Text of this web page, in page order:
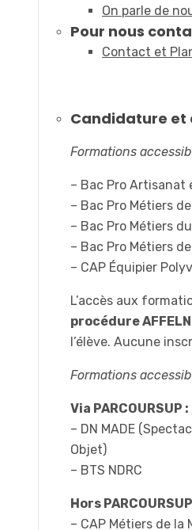
On parle de
Pour nous
Contact et
Candidature et
Formations
– Bac Pro Artisanat
– Bac Pro Métiers
– Bac Pro Métiers
– Bac Pro Métiers
– CAP Équipier
L’accès aux
procédure
l’élève. Aucune
Formations
Via PARCOURSUP :
– DN MADE
Objet)
– BTS NDRC
Hors
– CAP Métiers de la